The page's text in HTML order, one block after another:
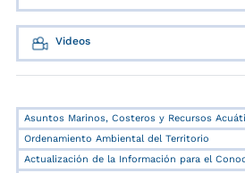
Videos
Asuntos Marinos, Costeros y Recursos
Ordenamiento Ambiental del Territorio
Actualización de la Información para el